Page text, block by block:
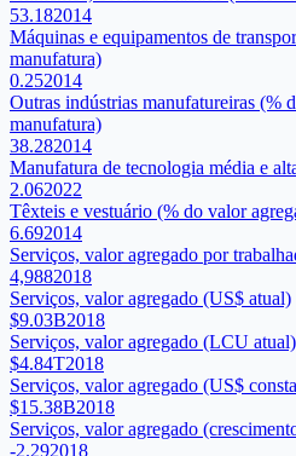
53.182014
Máquinas e equipamentos de
manufatura)
0.252014
Outras indústrias manufatureiras (%
manufatura)
38.282014
Manufatura de tecnologia média e
2.062022
Têxteis e vestuário (% do valor
6.692014
Serviços, valor agregado por
4,9882018
Serviços, valor agregado (US$ atual)
$9.03B2018
Serviços, valor agregado (LCU atual)
$4.84T2018
Serviços, valor agregado (US$
$15.38B2018
Serviços, valor agregado
-2.292018